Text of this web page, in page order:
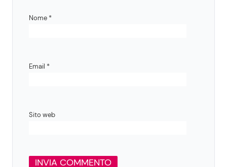
Nome *
Email *
Sito web